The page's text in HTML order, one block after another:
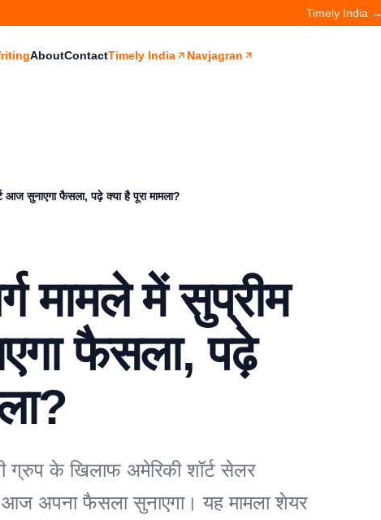
Timely India →
AboutContactTimely India Navjagran
आज सुनाएगा फैसला, पढ़े क्या है पूरा मामला?
मामले में सुप्रीम
फैसला, पढ़े
ग्रुप के खिलाफ अमेरिकी शॉर्ट सेलर
आज अपना फैसला सुनाएगा। यह मामला शेयर